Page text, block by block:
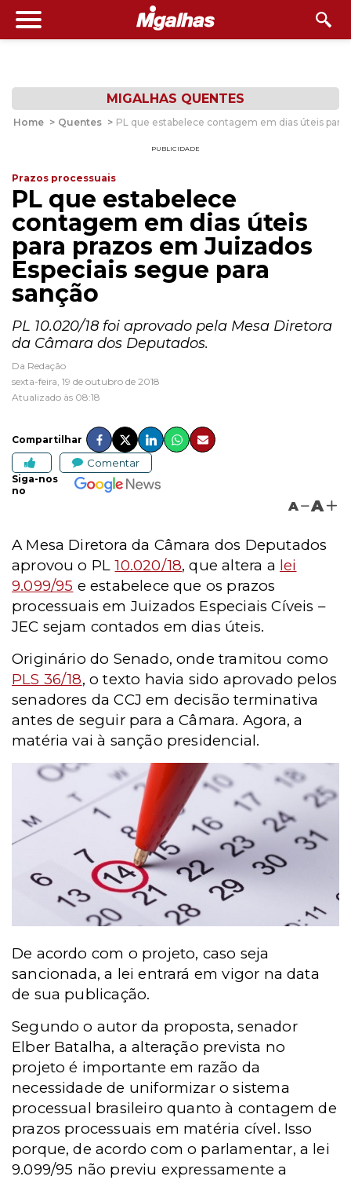
MIGALHAS QUENTES
Home > Quentes > PL que estabelece contagem em dias úteis para
PUBLICIDADE
Prazos processuais
PL que estabelece
contagem em dias úteis
para prazos em Juizados
Especiais segue para
sanção
PL 10.020/18 foi aprovado pela Mesa Diretora
da Câmara dos Deputados.
Da Redação
sexta-feira, 19 de outubro de 2018
Atualizado às 08:18
Compartilhar
Comentar
Siga-nos
no
A A
A Mesa Diretora da Câmara dos Deputados
aprovou o PL10.020/18, que altera a lei
9.099/95 e estabelece que os prazos
processuais em Juizados Especiais Cíveis –
JEC sejam contados em dias úteis.
Originário do Senado, onde tramitou como
PLS 36/18, o texto havia sido aprovado pelos
senadores da CCJ em decisão terminativa
antes de seguir para a Câmara. Agora, a
matéria vai à sanção presidencial.
De acordo com o projeto, caso seja
sancionada, a lei entrará em vigor na data
de sua publicação.
Segundo o autor da proposta, senador
Elber Batalha, a alteração prevista no
projeto é importante em razão da
necessidade de uniformizar o sistema
processual brasileiro quanto à contagem de
prazos processuais em matéria cível. Isso
porque, de acordo com o parlamentar, a lei
9.099/95 não previu expressamente a